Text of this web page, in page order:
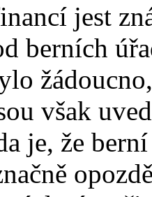
jest
berních
však
je, že